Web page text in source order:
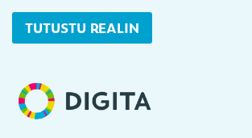
TUTUSTU REALIN